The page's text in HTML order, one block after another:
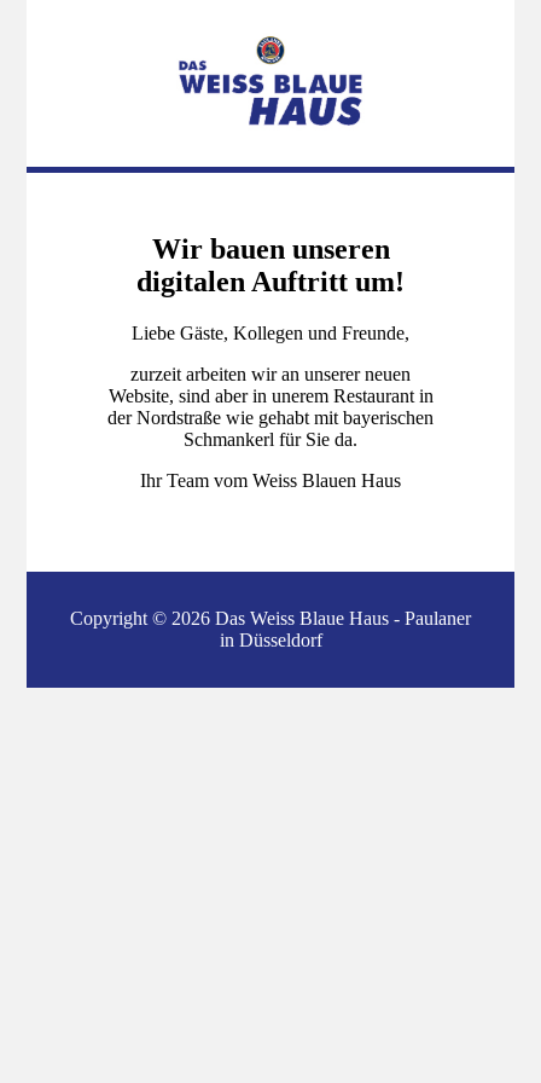
Wir bauen unseren
digitalen Auftritt um!
Liebe Gäste, Kollegen und Freunde,
zurzeit arbeiten wir an unserer neuen
Website, sind aber in unerem Restaurant in
der Nordstraße wie gehabt mit bayerischen
Schmankerl für Sie da.
Ihr Team vom Weiss Blauen Haus
Copyright © 2026 Das Weiss Blaue Haus - Paulaner
in Düsseldorf